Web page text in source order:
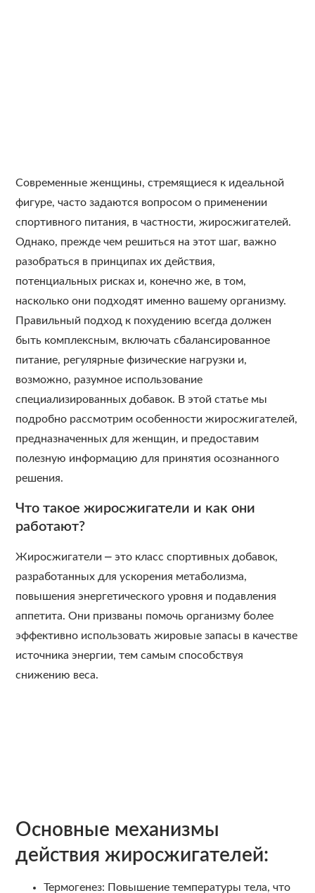
Современные женщины, стремящиеся к идеальной
фигуре, часто задаются вопросом о применении
спортивного питания, в частности, жиросжигателей.
Однако, прежде чем решиться на этот шаг, важно
разобраться в принципах их действия,
потенциальных рисках и, конечно же, в том,
насколько они подходят именно вашему организму.
Правильный подход к похудению всегда должен
быть комплексным, включать сбалансированное
питание, регулярные физические нагрузки и,
возможно, разумное использование
специализированных добавок. В этой статье мы
подробно рассмотрим особенности жиросжигателей,
предназначенных для женщин, и предоставим
полезную информацию для принятия осознанного
решения.
Что такое жиросжигатели и как они
работают?
Жиросжигатели ⎼ это класс спортивных добавок,
разработанных для ускорения метаболизма,
повышения энергетического уровня и подавления
аппетита. Они призваны помочь организму более
эффективно использовать жировые запасы в качестве
источника энергии, тем самым способствуя
снижению веса.
Основные механизмы
действия жиросжигателей:
Термогенез: Повышение температуры тела, что